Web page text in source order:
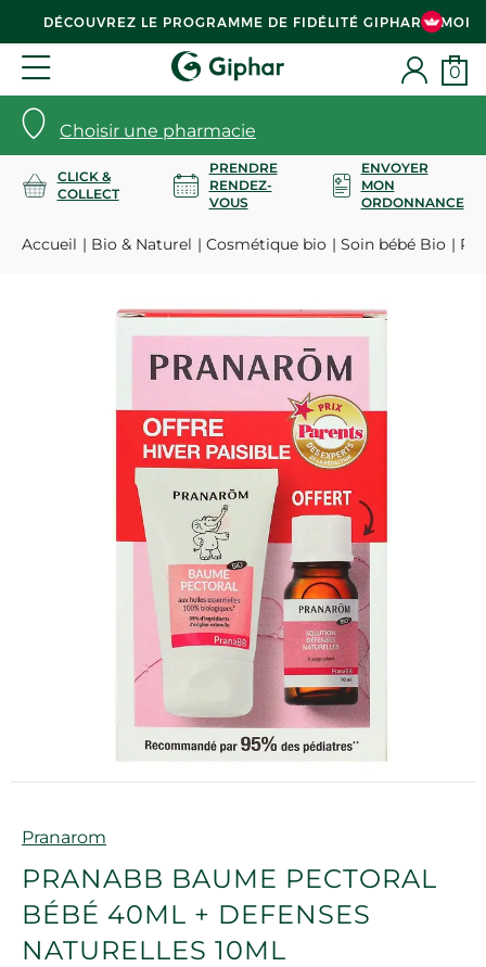
DÉCOUVREZ LE PROGRAMME DE FIDÉLITÉ GIPHAR & MOI
Choisir une pharmacie
0
CLICK &
COLLECT
PRENDRE
RENDEZ-
VOUS
ENVOYER
MON
ORDONNANCE
Accueil Bio & Naturel Cosmétique bio Soin bébé Bio
Marque
Pranarom
PRANABB BAUME PECTORAL
BÉBÉ 40ML + DEFENSES
NATURELLES 10ML